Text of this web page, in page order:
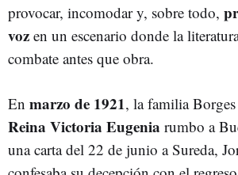
provocar, incomodar y, sobre todo,
voz en un escenario donde la
combate antes que obra.
En marzo de 1921, la familia
Reina Victoria Eugenia rumbo a
una carta del 22 de junio a Sureda,